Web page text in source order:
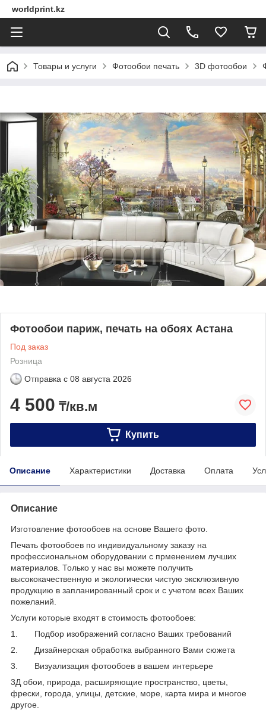
worldprint.kz
Товары и услуги Фотообои печать 3D фотообои
Фотообои париж, печать на обоях Астана
Под заказ
Розница
Отправка с 08 августа 2026
4 500 ₸/кв.м
Купить
Описание Характеристики Доставка Оплата
Описание
Изготовление фотообоев на основе Вашего фото.
Печать фотообоев по индивидуальному заказу на
профессиональном оборудовании с прменением лучших
материалов. Только у нас вы можете получить
высококачественную и экологически чистую эксклюзивную
продукцию в запланированный срок и с учетом всех Ваших
пожеланий.
Услуги которые входят в стоимость фотообоев:
1. Подбор изображений согласно Ваших требований
2. Дизайнерская обработка выбранного Вами сюжета
3. Визуализация фотообоев в вашем интерьере
3Д обои, природа, расширяющие пространство, цветы,
фрески, города, улицы, детские, море, карта мира и многое
другое.